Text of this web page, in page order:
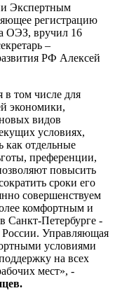
Экспертным
регистрацию
ОЭЗ, вручил 16
–
РФ Алексей
в том числе для
экономики,
видов
условиях,
как отдельные
преференции,
повысить
сроки его
совершенствуем
комфортным и
Санкт-Петербурге -
Управляющая
условиями
на всех
мест», -